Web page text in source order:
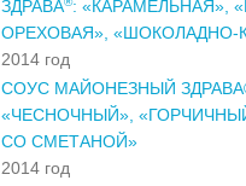
ЗДРАВА : «КАРАМЕЛЬНАЯ»,
ОРЕХОВАЯ», «ШОКОЛАДНО-
2014 год
СОУС МАЙОНЕЗНЫЙ
«ЧЕСНОЧНЫЙ»,
СО СМЕТАНОЙ»
2014 год